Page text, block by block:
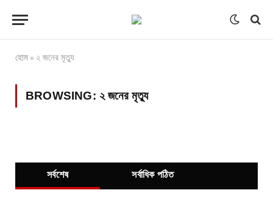
হোম » ২ জনের মৃত্যু
BROWSING: ২ জনের মৃত্যু
সর্বশেষ সর্বাধিক পঠিত